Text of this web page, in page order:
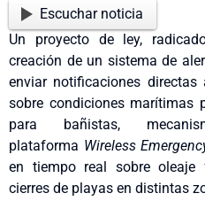
Escuchar noticia
Un proyecto de ley,
creación de un sistema de
enviar notificaciones
sobre condiciones marítimas
para bañistas,
plataforma Wireless
en tiempo real sobre oleaje
cierres de playas en distintas